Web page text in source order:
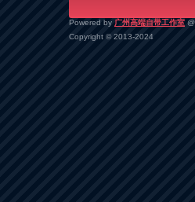
Powered by 广州高端自带工作室
Copyright © 2013-2024